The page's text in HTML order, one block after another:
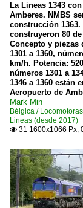
La Lineas 1343
Amberes. NMBS
construcción 1363.
construyeron 80
Concepto y piezas
1301 a 1360,
km/h. Potencia:
números 1301 a
1346 a 1360 están
Aeropuerto de
Mark Min
Bélgica /
Lineas (desde 2017)
 31 1600x1066 Px,